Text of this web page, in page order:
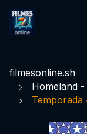
filmesonline.sh
Homeland
Temporada